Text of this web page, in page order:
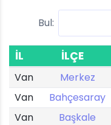
Bul:
İL İLÇE
Van Merkez
Van
Bahçesaray
Van
Başkale